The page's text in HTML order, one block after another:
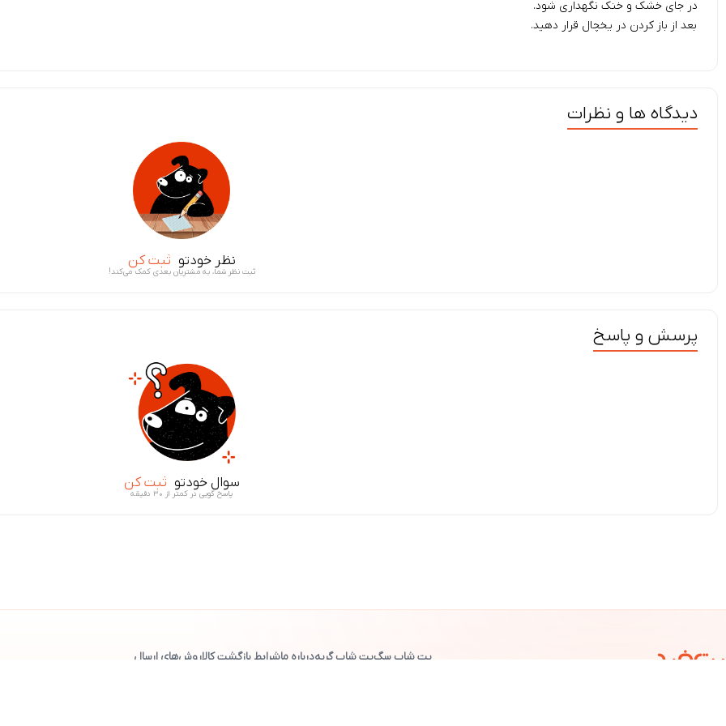
در جای خشک و خنک نگهداری شود.
بعد از باز کردن در یخچال قرار دهید.
دیدگاه ها و نظرات
نظر خودتو ثبت کن
ثبت نظر شما، به مشتریان بعدی کمک می‌کند!
پرسش و پاسخ
سوال خودتو ثبت کن
پاسخ گویی در کمتر از ۳۰ دقیقه
پت شاپ سگپت شاپ گربهدرباره ماشرایط بازگشت کالاروش‌های ارسال